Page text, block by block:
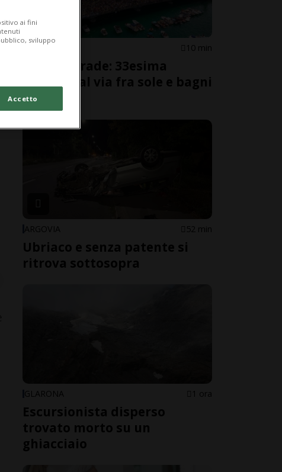
ZURIGO 10 min
Street Parade: 33esima
edizione al via fra sole e bagni
di folla
ARGOVIA 52 min
Ubriaco e senza patente si
ritrova sottosopra
GLARONA 1 ora
Escursionista disperso
trovato morto su un
ghiacciaio
ai fini
sviluppo
Accetto